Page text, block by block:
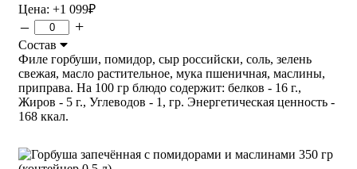
Цена: +1 099₽
– +
Состав
Филе горбуши, помидор, сыр российски, соль, зелень
свежая, масло растительное, мука пшеничная, маслины,
приправа. На 100 гр блюдо содержит: белков - 16 г.,
Жиров - 5 г., Углеводов - 1, гр. Энергетическая ценность -
168 ккал.